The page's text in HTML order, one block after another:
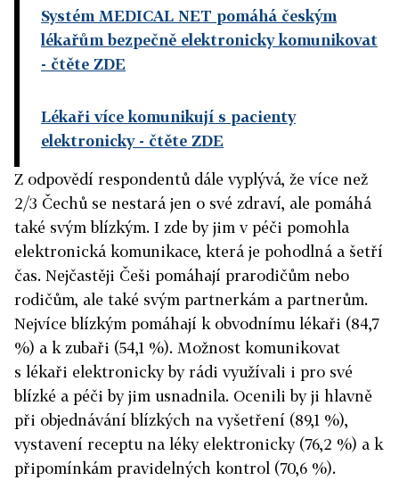
Systém MEDICAL NET pomáhá českým
lékařům bezpečně elektronicky komunikovat
- čtěte ZDE
Lékaři více komunikují s pacienty
elektronicky- čtěte ZDE
Z odpovědí respondentů dále vyplývá, že více než
2/3 Čechů se nestará jen o své zdraví, ale pomáhá
také svým blízkým. I zde by jim v péči pomohla
elektronická komunikace, která je pohodlná a šetří
čas. Nejčastěji Češi pomáhají prarodičům nebo
rodičům, ale také svým partnerkám a partnerům.
Nejvíce blízkým pomáhají k obvodnímu lékaři (84,7
%) a k zubaři (54,1 %). Možnost komunikovat
s lékaři elektronicky by rádi využívali i pro své
blízké a péči by jim usnadnila. Ocenili by ji hlavně
při objednávání blízkých na vyšetření (89,1 %),
vystavení receptu na léky elektronicky (76,2 %) a k
připomínkám pravidelných kontrol (70,6 %).